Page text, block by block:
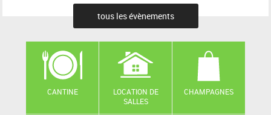
tous les évènements
CANTINE
LOCATION DE
SALLES
CHAMPAGNES